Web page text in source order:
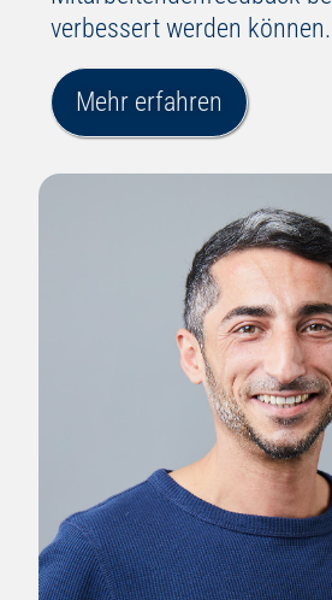
verbessert werden können.
Mehr erfahren